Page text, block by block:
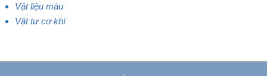
Vật liệu màu
Vật tư cơ khí